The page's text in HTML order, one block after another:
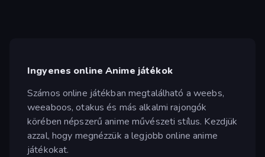
Ingyenes online Anime játékok
Számos online játékban megtalálható a weebs,
weeaboos, otakus és más alkalmi rajongók
körében népszerű anime művészeti stílus. Kezdjük
azzal, hogy megnézzük a legjobb online anime
játékokat.